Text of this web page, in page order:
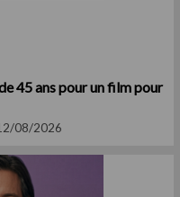
45 ans pour un film pour
08/2026